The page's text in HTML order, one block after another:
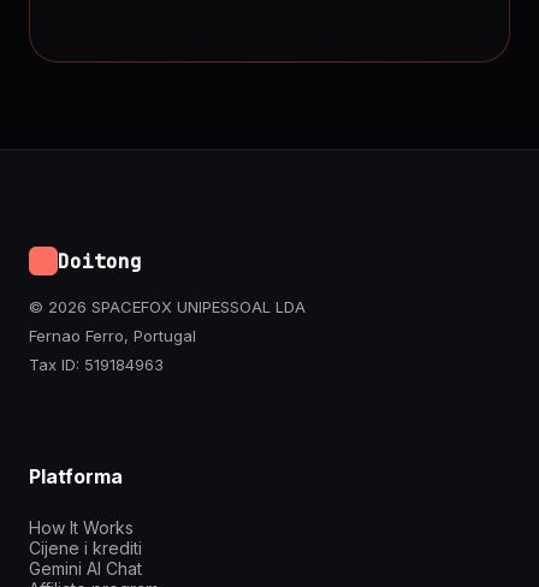
Doitong
© 2026 SPACEFOX UNIPESSOAL LDA
Fernao Ferro, Portugal
Tax ID: 519184963
Platforma
How It Works
Cijene i krediti
Gemini AI Chat